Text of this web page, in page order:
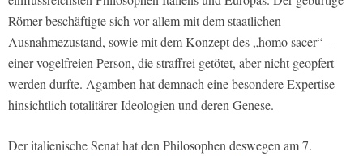
Römer beschäftigte sich vor allem mit dem staatlichen
Ausnahmezustand, sowie mit dem Konzept des „homo sacer“ –
einer vogelfreien Person, die straffrei getötet, aber nicht geopfert
werden durfte. Agamben hat demnach eine besondere Expertise
hinsichtlich totalitärer Ideologien und deren Genese.
Der italienische Senat hat den Philosophen deswegen am 7.